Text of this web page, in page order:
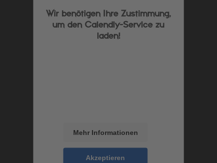
Wir benötigen Ihre Zustimmung,
um den Calendly-Service zu
laden!
Mehr Informationen
Akzeptieren